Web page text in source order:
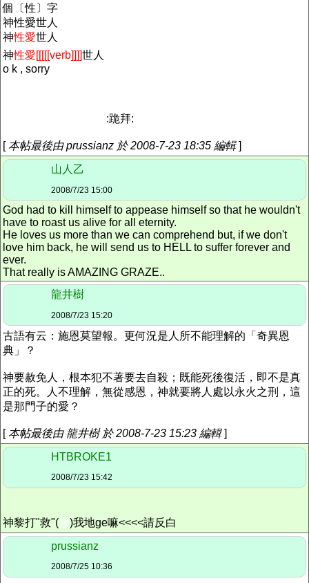
個〔性〕字
神性愛世人
神性愛世人
神性愛[[[[[verb]]]]世人
o k , sorry
:跪拜:
[本帖最後由 prussianz 於 2008-7-23 18:35 編輯]
山人乙
2008/7/23 15:00
God had to kill himself to appease himself so that he wouldn't
have to roast us alive for all eternity.
He loves us more than we can comprehend but, if we don't
love him back, he will send us to HELL to suffer forever and
ever.
That really is AMAZING GRAZE..
龍井樹
2008/7/23 15:20
古語有云：施恩莫望報。更何況是人所不能理解的「奇異恩
典」？
神要赦免人，根本犯不著要去自殺；既能死後復活，即不是真
正的死。人不理解，無從感恩，神就要將人處以永火之刑，這
是那門子的愛？
[本帖最後由 龍井樹 於 2008-7-23 15:23 編輯]
HTBROKE1
2008/7/23 15:42
神黎打"救"(膠)我地ge嘛<<<<請反白
prussianz
2008/7/25 10:36